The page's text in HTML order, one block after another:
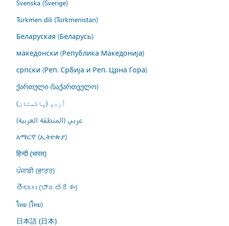
Svenska (Sverige)
Türkmen dili (Türkmenistan)
Беларуская (Беларусь)
македонски (Република Македонија)
српски (Реп. Србија и Реп. Црна Гора)
ქართული (საქართველო)
اُردو (پاکستان)
عربي (المنطقة العربية)
አማርኛ (ኢትዮጵያ)
हिन्दी (भारत)
ਪੰਜਾਬੀ (ਭਾਰਤ)
తెలుగు (భారతదేశం)
ไทย (ไทย)
日本語 (日本)